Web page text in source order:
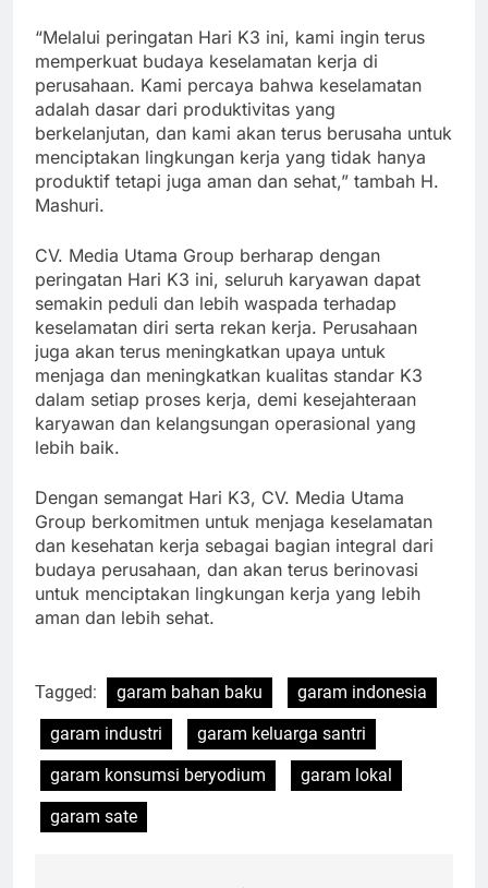
“Melalui peringatan Hari K3 ini, kami ingin terus
memperkuat budaya keselamatan kerja di
perusahaan. Kami percaya bahwa keselamatan
adalah dasar dari produktivitas yang
berkelanjutan, dan kami akan terus berusaha untuk
menciptakan lingkungan kerja yang tidak hanya
produktif tetapi juga aman dan sehat,” tambah H.
Mashuri.
CV. Media Utama Group berharap dengan
peringatan Hari K3 ini, seluruh karyawan dapat
semakin peduli dan lebih waspada terhadap
keselamatan diri serta rekan kerja. Perusahaan
juga akan terus meningkatkan upaya untuk
menjaga dan meningkatkan kualitas standar K3
dalam setiap proses kerja, demi kesejahteraan
karyawan dan kelangsungan operasional yang
lebih baik.
Dengan semangat Hari K3, CV. Media Utama
Group berkomitmen untuk menjaga keselamatan
dan kesehatan kerja sebagai bagian integral dari
budaya perusahaan, dan akan terus berinovasi
untuk menciptakan lingkungan kerja yang lebih
aman dan lebih sehat.
Tagged: garam bahan baku
garam indonesia
garam industri
garam keluarga santri
garam konsumsi beryodium
garam lokal
garam sate